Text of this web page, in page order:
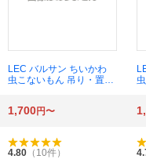
LEC バルサン ちいかわ
虫こないもん 吊り・置き
1,700円〜
4.80 （ 10件）